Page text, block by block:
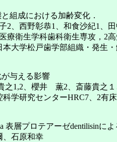
組成における加齢変化．
2、西野彰恭1、和食沙紀1、
療衛生学科歯科衛生専攻，2
大学松戸歯学部組織・発生
与える影響
1,2、櫻井 薫2、斎藤貴之１
学研究センターHRC7、2有
表層プロテアーゼdentilisinに
石原和幸